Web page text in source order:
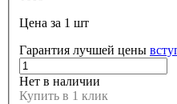
Цена за 1 шт
Гарантия лучшей цены
Нет в наличии
Купить в 1 клик